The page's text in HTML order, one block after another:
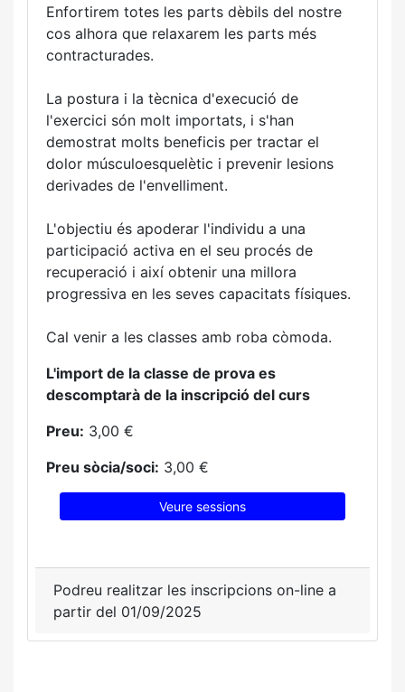
Enfortirem totes les parts dèbils del nostre
cos alhora que relaxarem les parts més
contracturades.
La postura i la tècnica d'execució de
l'exercici són molt importats, i s'han
demostrat molts beneficis per tractar el
dolor músculoesquelètic i prevenir lesions
derivades de l'envelliment.
L'objectiu és apoderar l'individu a una
participació activa en el seu procés de
recuperació i així obtenir una millora
progressiva en les seves capacitats físiques.
Cal venir a les classes amb roba còmoda.
L'import de la classe de prova es
descomptarà de la inscripció del curs
Preu: 3,00 €
Preu sòcia/soci: 3,00 €
Veure sessions
Podreu realitzar les inscripcions on-line a
partir del 01/09/2025